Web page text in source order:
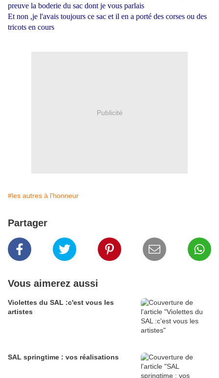
preuve la boderie du sac dont je vous parlais
Et non ,je l'avais toujours ce sac et il en a porté des corses ou des
tricots en cours
Publicité
#les autres à l'honneur
Partager
Vous aimerez aussi
Violettes du SAL :c'est vous les
artistes
SAL springtime : vos réalisations